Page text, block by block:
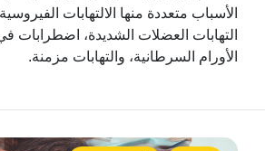
الأسباب متعددة منها الالتهابات الفيروسية
التهابات العضلات الشديدة، اضطرابات
الأورام السرطانية، والتهابات مزمنة.